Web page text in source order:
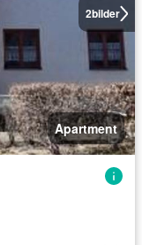
2bilder
Apartment